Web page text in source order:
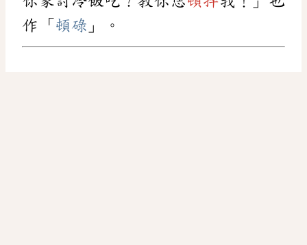
作「 頓碌 」。